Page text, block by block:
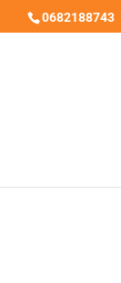
0682188743